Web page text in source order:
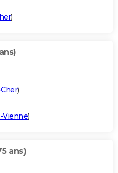
)
)
Vienne)
ans)